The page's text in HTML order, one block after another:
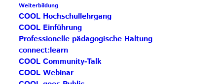
Weiterbildung
COOL Hochschullehrgang
COOL Einführung
Professionelle pädagogische Haltung
connect:learn
COOL Community-Talk
COOL Webinar
AKTUELLE BEITRÄGE
Save the Date: COOL Biennale 2027
BG Zaunergasse SBG – Partnerschule